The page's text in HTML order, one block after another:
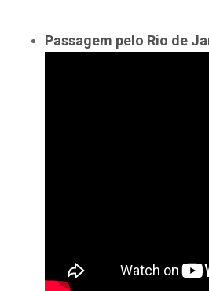
Passagem pelo Rio de